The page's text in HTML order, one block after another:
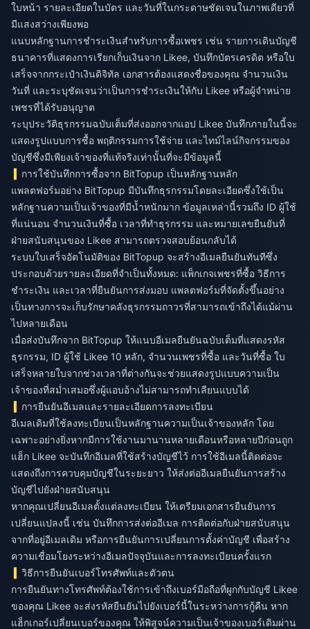
ใบหน้า รายละเอียดในบัตร และวันที่ในกระดาษชัดเจนในภาพเดียวที่
มีแสงสว่างเพียงพอ
แนบหลักฐานการชำระเงินสำหรับการซื้อเพชร เช่น รายการเดินบัญชี
ธนาคารที่แสดงการเรียกเก็บเงินจาก Likee, บันทึกบัตรเครดิต หรือใบ
เสร็จจากกระเป๋าเงินดิจิทัล เอกสารต้องแสดงชื่อของคุณ จำนวนเงิน
วันที่ และระบุชัดเจนว่าเป็นการชำระเงินให้กับ Likee หรือผู้จำหน่าย
เพชรที่ได้รับอนุญาต
ระบุประวัติธุรกรรมฉบับเต็มที่ส่งออกจากแอป Likee บันทึกภายในนี้จะ
แสดงรูปแบบการซื้อ พฤติกรรมการใช้จ่าย และไทม์ไลน์กิจกรรมของ
บัญชีซึ่งมีเพียงเจ้าของที่แท้จริงเท่านั้นที่จะมีข้อมูลนี้
การใช้บันทึกการซื้อจาก BitTopup เป็นหลักฐานหลัก
แพลตฟอร์มอย่าง BitTopup มีบันทึกธุรกรรมโดยละเอียดซึ่งใช้เป็น
หลักฐานความเป็นเจ้าของที่มีน้ำหนักมาก ข้อมูลเหล่านี้รวมถึง ID ผู้ใช้
ที่แน่นอน จำนวนเงินที่ซื้อ เวลาที่ทำธุรกรรม และหมายเลขยืนยันที่
ฝ่ายสนับสนุนของ Likee สามารถตรวจสอบย้อนกลับได้
ระบบใบเสร็จอัตโนมัติของ BitTopup จะสร้างอีเมลยืนยันทันทีซึ่ง
ประกอบด้วยรายละเอียดที่จำเป็นทั้งหมด: แพ็กเกจเพชรที่ซื้อ วิธีการ
ชำระเงิน และเวลาที่ยืนยันการส่งมอบ แพลตฟอร์มที่จัดตั้งขึ้นอย่าง
เป็นทางการจะเก็บรักษาคลังธุรกรรมถาวรที่สามารถเข้าถึงได้แม้ผ่าน
ไปหลายเดือน
เมื่อส่งบันทึกจาก BitTopup ให้แนบอีเมลยืนยันฉบับเต็มที่แสดงรหัส
ธุรกรรม, ID ผู้ใช้ Likee 10 หลัก, จำนวนเพชรที่ซื้อ และวันที่ซื้อ ใบ
เสร็จหลายใบจากช่วงเวลาที่ต่างกันจะช่วยแสดงรูปแบบความเป็น
เจ้าของที่สม่ำเสมอซึ่งผู้แอบอ้างไม่สามารถทำเลียนแบบได้
การยืนยันอีเมลและรายละเอียดการลงทะเบียน
อีเมลเดิมที่ใช้ลงทะเบียนเป็นหลักฐานความเป็นเจ้าของหลัก โดย
เฉพาะอย่างยิ่งหากมีการใช้งานมานานหลายเดือนหรือหลายปีก่อนถูก
แฮ็ก Likee จะบันทึกอีเมลที่ใช้สร้างบัญชีไว้ การใช้อีเมลนี้ติดต่อจะ
แสดงถึงการควบคุมบัญชีในระยะยาว ให้ส่งต่ออีเมลยืนยันการสร้าง
บัญชีไปยังฝ่ายสนับสนุน
หากคุณเปลี่ยนอีเมลตั้งแต่ลงทะเบียน ให้เตรียมเอกสารยืนยันการ
เปลี่ยนแปลงนี้ เช่น บันทึกการส่งต่ออีเมล การติดต่อกับฝ่ายสนับสนุน
จากที่อยู่อีเมลเดิม หรือการยืนยันการเปลี่ยนการตั้งค่าบัญชี เพื่อสร้าง
ความเชื่อมโยงระหว่างอีเมลปัจจุบันและการลงทะเบียนครั้งแรก
วิธีการยืนยันเบอร์โทรศัพท์และตัวตน
การยืนยันทางโทรศัพท์ต้องใช้การเข้าถึงเบอร์มือถือที่ผูกกับบัญชี Likee
ของคุณ Likee จะส่งรหัสยืนยันไปยังเบอร์นี้ในระหว่างการกู้คืน หาก
แฮ็กเกอร์เปลี่ยนเบอร์ของคุณ ให้พิสูจน์ความเป็นเจ้าของเบอร์เดิมผ่าน